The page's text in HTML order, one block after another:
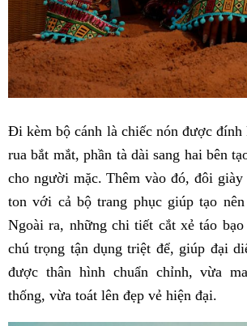
Đi kèm bộ cánh là chiếc nón được đính
rua bắt mắt, phần tà dài sang hai bên
cho người mặc. Thêm vào đó, đôi
ton với cả bộ trang phục giúp tạo
Ngoài ra, những chi tiết cắt xẻ táo
chú trọng tận dụng triệt để, giúp đại
được thân hình chuẩn chỉnh, vừa
thống, vừa toát lên đẹp vẻ hiện đại.